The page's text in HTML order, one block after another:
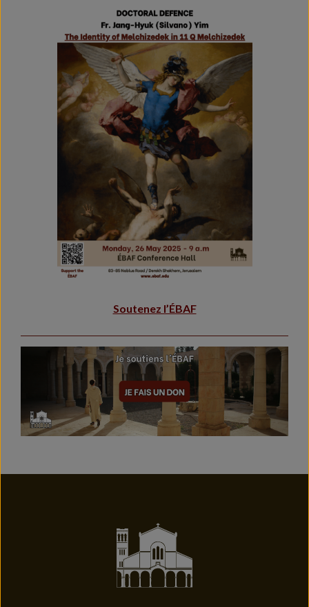
Soutenez l’ÉBAF